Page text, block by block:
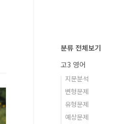
분류 전체보기
고3 영어
지문분석
변형문제
유형문제
예상문제